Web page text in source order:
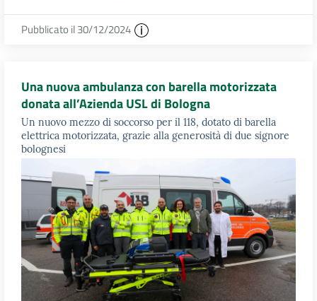
Pubblicato il 30/12/2024
Una nuova ambulanza con barella motorizzata
donata all’Azienda USL di Bologna
Un nuovo mezzo di soccorso per il 118, dotato di barella
elettrica motorizzata, grazie alla generosità di due signore
bolognesi